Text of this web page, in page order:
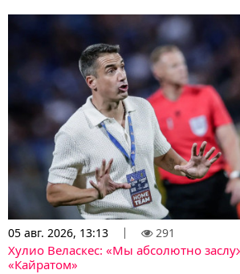
05 авг. 2026, 13:13 291
Хулио Веласкес: «Мы абсолютно
«Кайратом»